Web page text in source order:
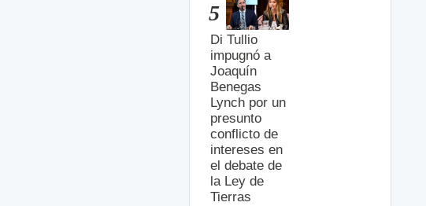
5
Di Tullio
impugnó a
Joaquín
Benegas
Lynch por un
presunto
conflicto de
intereses en
el debate de
la Ley de
Tierras